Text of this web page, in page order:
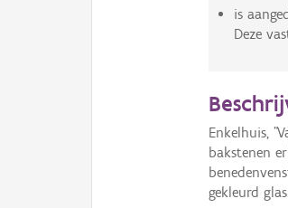
is
Deze
Enkelhuis,
bakstenen
gekleurd